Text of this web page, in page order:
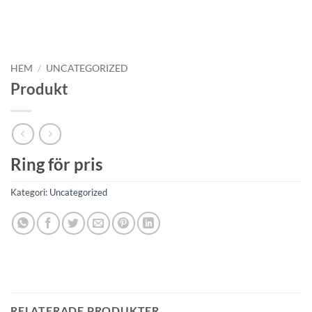
HEM / UNCATEGORIZED
Produkt
Ring för pris
Kategori: Uncategorized